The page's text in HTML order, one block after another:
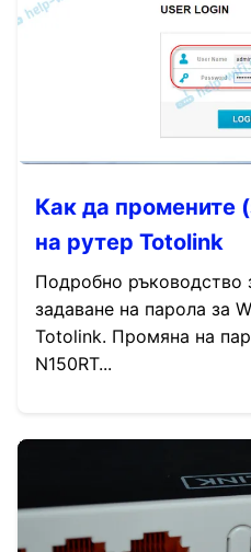
Как да промените
на рутер Totolink
Подробно ръководство
задаване на парола за
Totolink. Промяна на
N150RT...